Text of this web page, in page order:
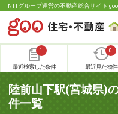
NTTグループ運営の不動産総合サイト
1
最近検索した条件
0
最近見た物件
陸前山下駅(宮城県)
件一覧